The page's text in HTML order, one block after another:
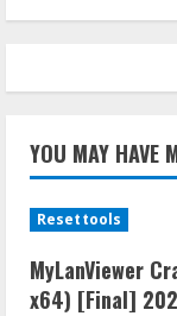
YOU MAY HAVE
Resettools
MyLanViewer
x64) [Final]